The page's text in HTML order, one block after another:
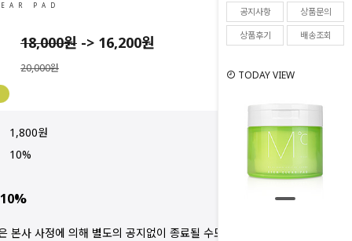
공지사항
상품문의
상품후기
배송조회
TODAY VIEW
PAD
18,000원 -> 16,200원
20,000원
1,800원
10%
본사 사정에 의해 별도의 공지없이 종료될 수도 있습니다.